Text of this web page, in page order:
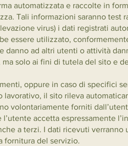
automatizzata e raccolte in
Tali informazioni saranno test
virus) i dati registrati
essere utilizzato,
danno ad altri utenti o attività
solo ai fini di tutela del sito e
oppure in caso di specifici
il sito rileva
volontariamente forniti
accetta espressamente
a terzi. I dati ricevuti
fornitura del servizio.